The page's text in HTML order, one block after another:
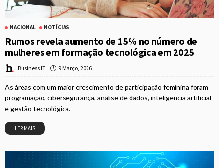
NACIONAL NOTÍCIAS
Rumos revela aumento de 15% no número de
mulheres em formação tecnológica em 2025
Business IT 9 Março, 2026
As áreas com um maior crescimento de participação feminina foram
programação, cibersegurança, análise de dados, inteligência artificial
e gestão tecnológica.
LER MAIS